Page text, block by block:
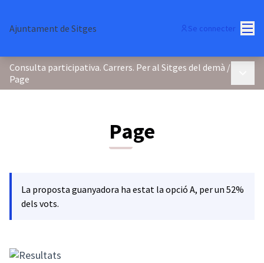
Ajuntament de Sitges Se connecter
Consulta participativa. Carrers. Per al Sitges del demà /
Page
Page
La proposta guanyadora ha estat la opció A, per un 52%
dels vots.